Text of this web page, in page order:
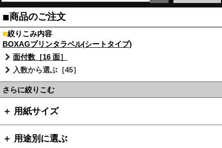
■商品のご注文
■絞りこみ内容
BOXAGプリンタラベル(シートタイプ)
面付数［16 面］
入数から選ぶ［45］
さらに絞りこむ
＋ 用紙サイズ
＋ 用途別に選ぶ